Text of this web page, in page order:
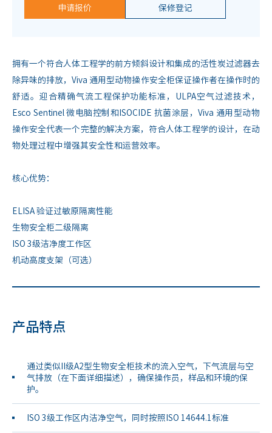
申请报价 保修登记
拥有一个符合人体工程学的前方倾斜设计和集成的活性炭过滤器去
除异味的排放，Viva 通用型动物操作安全柜保证操作者在操作时的
舒适。迎合精确气流工程保护功能标准，ULPA空气过滤技术，
Esco Sentinel 微电脑控制和ISOCIDE 抗菌涂层，Viva 通用型动物
操作安全代表一个完整的解决方案，符合人体工程学的设计，在动
物处理过程中增强其安全性和运营效率。
核心优势：
ELISA 验证过敏原隔离性能
生物安全柜二级隔离
ISO 3级洁净度工作区
机动高度支架（可选）
产品特点
通过类似II级A2型生物安全柜技术的流入空气，下气流层与空
气排放（在下面详细描述），确保操作员，样品和环境的保
护。
ISO 3级工作区内洁净空气，同时按照ISO 14644.1标准